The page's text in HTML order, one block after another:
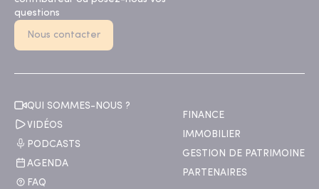
questions
Nous contacter
QUI SOMMES-NOUS ?
VIDÉOS
PODCASTS
AGENDA
FAQ
FINANCE
IMMOBILIER
GESTION DE PATRIMOINE
PARTENAIRES